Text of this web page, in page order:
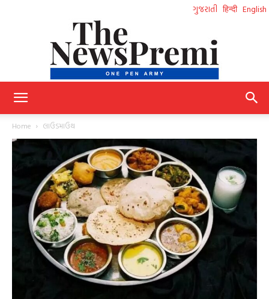
ગુજરાતી हिन्दी English
Gujarati
Home લાઉડમાઉથ